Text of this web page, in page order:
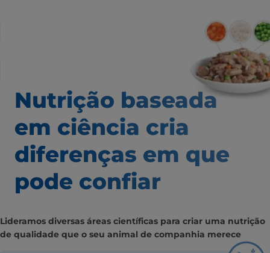
Nutrição baseada
em ciência cria
diferenças em que
pode confiar
Lideramos diversas áreas científicas para criar uma nutrição
de qualidade que o seu animal de companhia merece